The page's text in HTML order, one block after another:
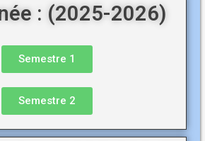
: (2025-2026)
Semestre 1
Semestre 2